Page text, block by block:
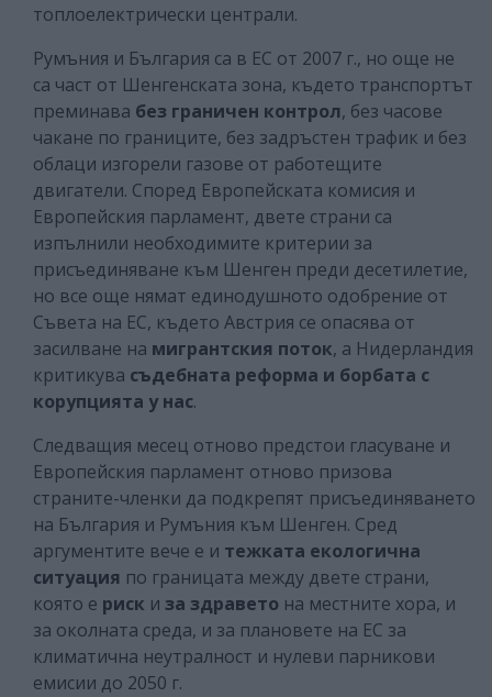
топлоелектрически централи.
Румъния и България са в ЕС от 2007 г., но още не
са част от Шенгенската зона, където транспортът
преминава без граничен контрол, без часове
чакане по границите, без задръстен трафик и без
облаци изгорели газове от работещите
двигатели. Според Европейската комисия и
Европейския парламент, двете страни са
изпълнили необходимите критерии за
присъединяване към Шенген преди десетилетие,
но все още нямат единодушното одобрение от
Съвета на ЕС, където Австрия се опасява от
засилване на мигрантския поток, а Нидерландия
критикува съдебната реформа и борбата с
корупцията у нас.
Следващия месец отново предстои гласуване и
Европейския парламент отново призова
страните-членки да подкрепят присъединяването
на България и Румъния към Шенген. Сред
аргументите вече е и тежката екологична
ситуация по границата между двете страни,
която е риск и за здравето на местните хора, и
за околната среда, и за плановете на ЕС за
климатична неутралност и нулеви парникови
емисии до 2050 г.